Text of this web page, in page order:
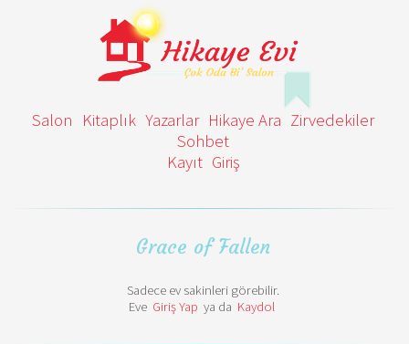
Salon Kitaplık Yazarlar Hikaye Ara Zirvedekiler
Sohbet
Kayıt Giriş
Grace of Fallen
Sadece ev sakinleri görebilir.
Eve Giriş Yap ya da Kaydol